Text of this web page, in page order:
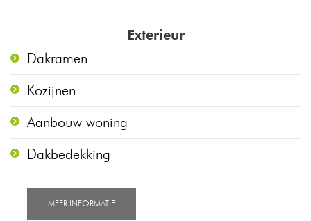
Exterieur
Dakramen
Kozijnen
Aanbouw woning
Dakbedekking
MEER INFORMATIE